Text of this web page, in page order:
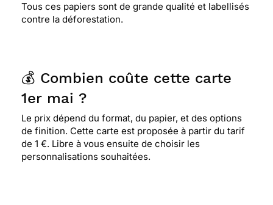
⭐⭐⭐⭐⭐ Le 28/04/2021 : Tres jolie
⭐⭐⭐⭐⭐ Le 28/04/2021 : Trop belle ++
Tous ces papiers sont de grande qualité et labellisés
contre la déforestation.
💰 Combien coûte cette carte
1er mai ?
Le prix dépend du format, du papier, et des options
de finition. Cette carte est proposée à partir du tarif
de 1 €. Libre à vous ensuite de choisir les
personnalisations souhaitées.